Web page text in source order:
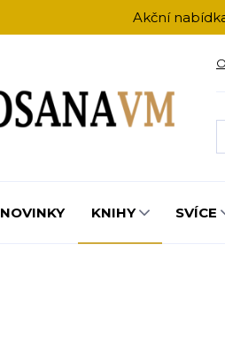
Akční
NOVINKY KNIHY SVÍCE